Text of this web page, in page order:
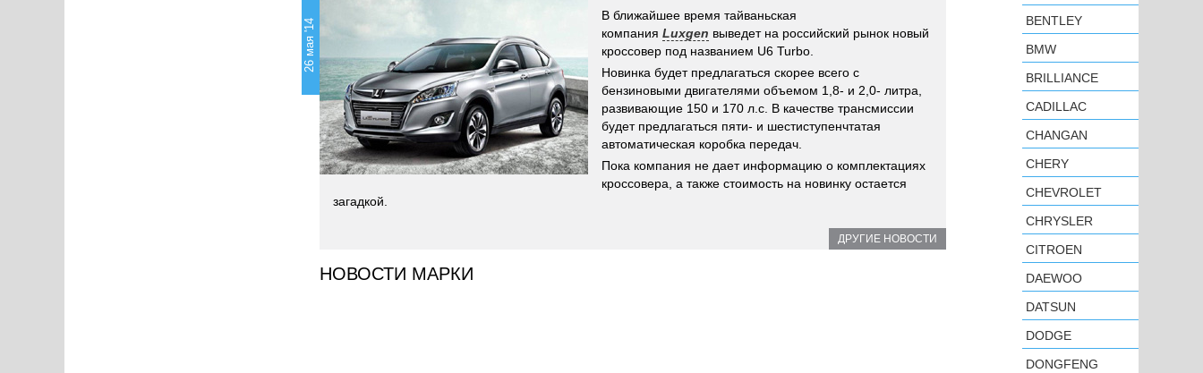
26 мая '14
В ближайшее время тайваньская
компания Luxgen выведет на российский рынок новый
кроссовер под названием U6 Turbo.
Новинка будет предлагаться скорее всего с
бензиновыми двигателями объемом 1,8- и 2,0- литра,
развивающие 150 и 170 л.с. В качестве трансмиссии
будет предлагаться пяти- и шестиступенчтатая
автоматическая коробка передач.
Пока компания не дает информацию о комплектациях
кроссовера, а также стоимость на новинку остается
загадкой.
ДРУГИЕ НОВОСТИ
НОВОСТИ МАРКИ
BENTLEY
BMW
BRILLIANCE
CADILLAC
CHANGAN
CHERY
CHEVROLET
CHRYSLER
CITROEN
DAEWOO
DATSUN
DODGE
DONGFENG